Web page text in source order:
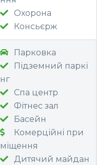
Охорона
Консьєрж
Парковка
Підземний паркі
нг
Спа центр
Фітнес зал
Басейн
Комерційні при
міщення
Дитячий майдан